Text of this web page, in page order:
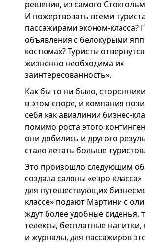
решения, из самого
И пожертвовать всеми
пассажирами эконом-класса?
объявления с белокурыми
костюмах? Туристы
жизненно необходима их
заинтересованность».
Как бы то ни было,
в этом споре, и компания
себя как авиалинии бизнес-
помимо роста этого
они добились и другого
стало летать больше туристов.
Это произошло следующим
создала салоны «евро-класса»
для путешествующих
классе» подают Мартини с
ждут более удобные сиденья,
телексы, бесплатные напитки,
и журналы, для пассажиров